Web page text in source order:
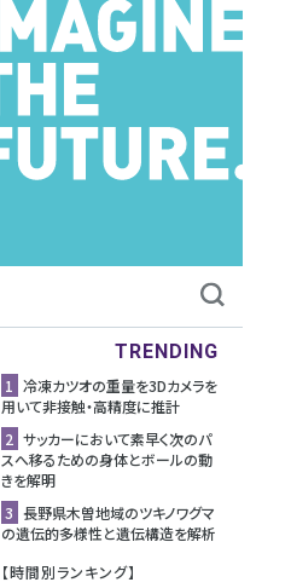
TRENDING
1 冷凍カツオの重量を3Dカメラを
用いて非接触・高精度に推計
2 サッカーにおいて素早く次のパ
スへ移るための身体とボールの動
きを解明
3 長野県木曽地域のツキノワグマ
の遺伝的多様性と遺伝構造を解析
【時間別ランキング】